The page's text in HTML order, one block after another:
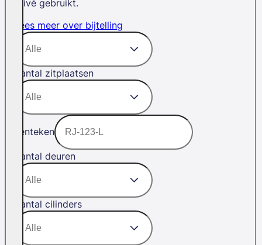
privé gebruikt.
Lees meer over bijtelling
Aantal zitplaatsen
Kenteken
Aantal deuren
Aantal cilinders